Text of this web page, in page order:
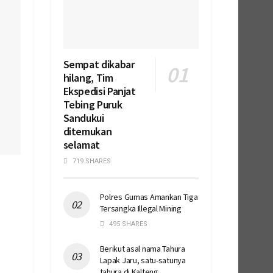
Sempat dikabar
hilang, Tim
Ekspedisi Panjat
Tebing Puruk
Sandukui
ditemukan
selamat
719 SHARES
Polres Gumas Amankan Tiga
Tersangka Illegal Mining
495 SHARES
Berikut asal nama Tahura
Lapak Jaru, satu-satunya